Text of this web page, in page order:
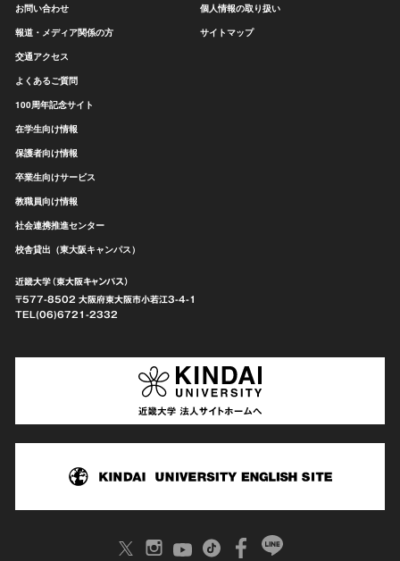
お問い合わせ
報道・メディア関係の方
交通アクセス
よくあるご質問
100周年記念サイト
在学生向け情報
保護者向け情報
卒業生向けサービス
教職員向け情報
社会連携推進センター
校舎貸出（東大阪キャンパス）
個人情報の取り扱い
サイトマップ
近畿大学（東大阪キャンパス）
〒577-8502 大阪府東大阪市小若江3-4-1
TEL(06)6721-2332